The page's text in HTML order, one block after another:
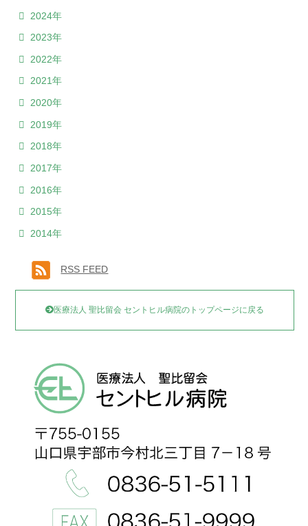
2024年
2023年
2022年
2021年
2020年
2019年
2018年
2017年
2016年
2015年
2014年
RSS FEED
医療法人 聖比留会 セントヒル病院のトップページに戻る